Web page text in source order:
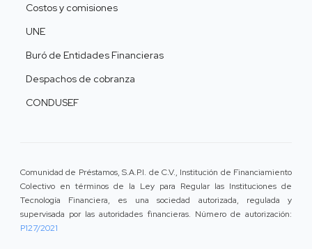
Costos y comisiones
UNE
Buró de Entidades Financieras
Despachos de cobranza
CONDUSEF
Comunidad de Préstamos, S.A.P.I. de C.V., Institución de Financiamiento
Colectivo en términos de la Ley para Regular las Instituciones de
Tecnología Financiera, es una sociedad autorizada, regulada y
supervisada por las autoridades financieras. Número de autorización:
P127/2021